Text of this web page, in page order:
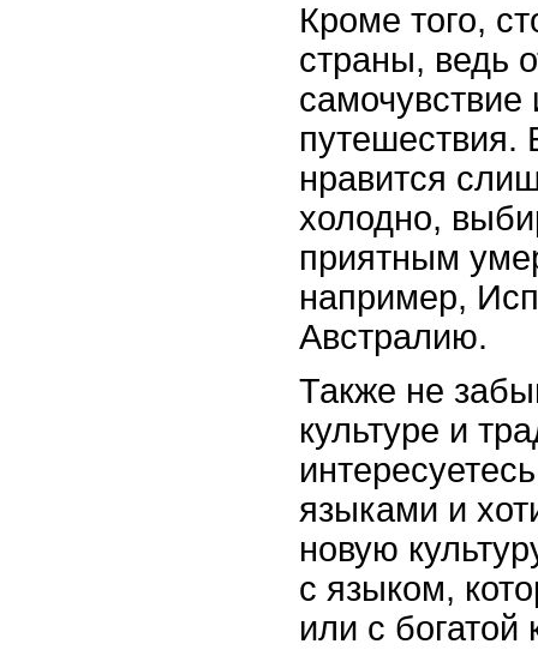
Кроме того,
страны, ведь
путешествия.
нравится
холодно,
приятным
например,
Австралию.
Также не
культуре и
языками и
новую
с языком,
или с богатой